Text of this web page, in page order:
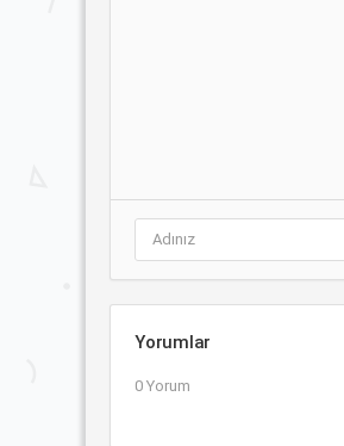
Yorumlar
0 Yorum